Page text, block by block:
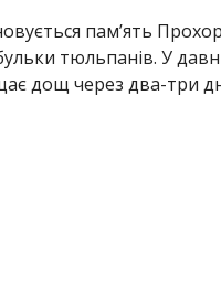
пам’ять
тюльпанів. У
дощ через два-три